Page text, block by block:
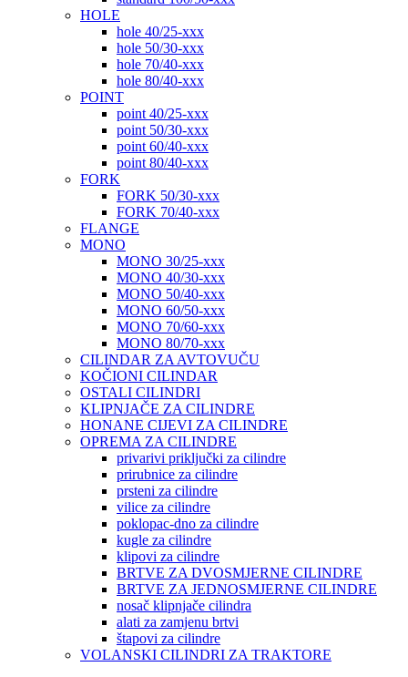
HOLE
hole 40/25-xxx
hole 50/30-xxx
hole 70/40-xxx
hole 80/40-xxx
POINT
point 40/25-xxx
point 50/30-xxx
point 60/40-xxx
point 80/40-xxx
FORK
FORK 50/30-xxx
FORK 70/40-xxx
FLANGE
MONO
MONO 30/25-xxx
MONO 40/30-xxx
MONO 50/40-xxx
MONO 60/50-xxx
MONO 70/60-xxx
MONO 80/70-xxx
CILINDAR ZA AVTOVUČU
KOČIONI CILINDAR
OSTALI CILINDRI
KLIPNJAČE ZA CILINDRE
HONANE CIJEVI ZA CILINDRE
OPREMA ZA CILINDRE
privarivi priključki za cilindre
prirubnice za cilindre
prsteni za cilindre
vilice za cilindre
poklopac-dno za cilindre
kugle za cilindre
klipovi za cilindre
BRTVE ZA DVOSMJERNE CILINDRE
BRTVE ZA JEDNOSMJERNE CILINDRE
nosač klipnjače cilindra
alati za zamjenu brtvi
štapovi za cilindre
VOLANSKI CILINDRI ZA TRAKTORE